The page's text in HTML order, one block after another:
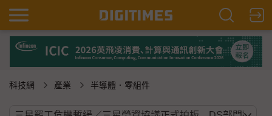
科技網 產業 半導體．零組件